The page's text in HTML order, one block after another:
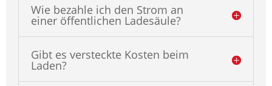
Wie bezahle ich den Strom an
einer öffentlichen Ladesäule?
Gibt es versteckte Kosten beim
Laden?